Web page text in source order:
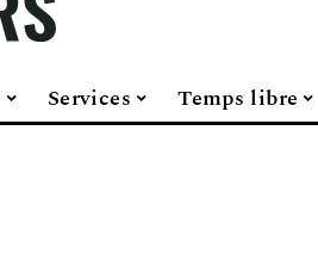
Services Temps libre